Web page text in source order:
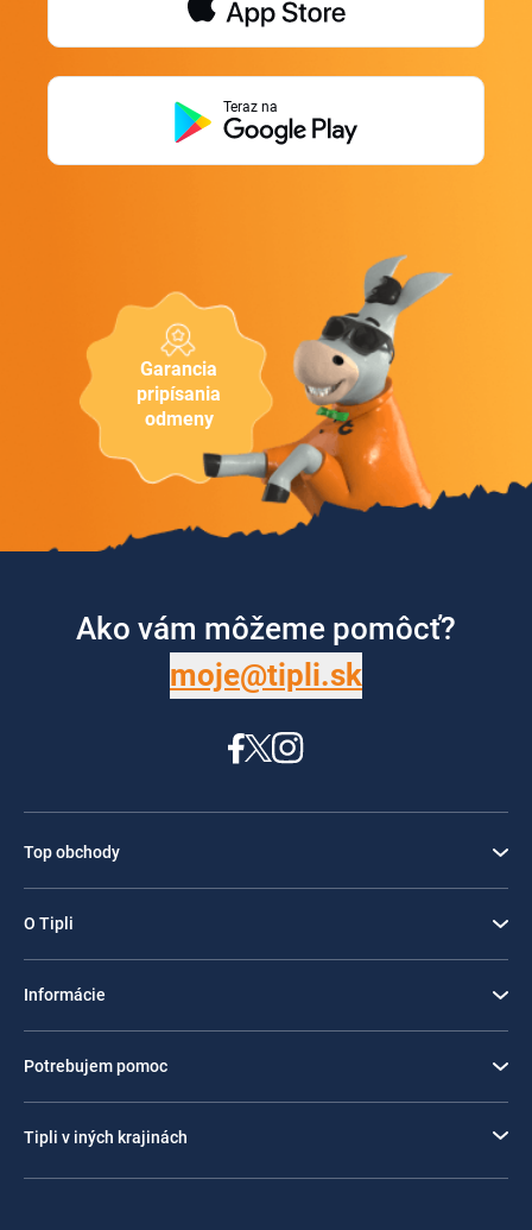
Garancia
pripísania
odmeny
Teraz na
Ako vám môžeme pomôcť?
moje@tipli.sk
Top obchody
O Tipli
Informácie
Potrebujem pomoc
Tipli v iných krajinách